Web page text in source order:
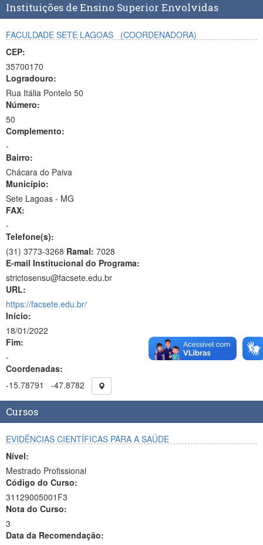
Instituições de Ensino Superior Envolvidas
FACULDADE SETE LAGOAS
(COORDENADORA)
CEP:
35700170
Logradouro:
Rua Itália Pontelo 50
Número:
50
Complemento:
-
Bairro:
Chácara do Paiva
Município:
Sete Lagoas - MG
FAX:
-
Telefone(s):
(31) 3773-3268 Ramal: 7028
E-mail Institucional do Programa:
strictosensu@facsete.edu.br
URL:
https://facsete.edu.br/
Início:
18/01/2022
Fim:
-
Coordenadas:
-15.78791
-47.8782
Cursos
EVIDÊNCIAS CIENTÍFICAS PARA A SAÚDE
Nível:
Mestrado Profissional
Código do Curso:
31129005001F3
Nota do Curso:
3
Data da Recomendação: